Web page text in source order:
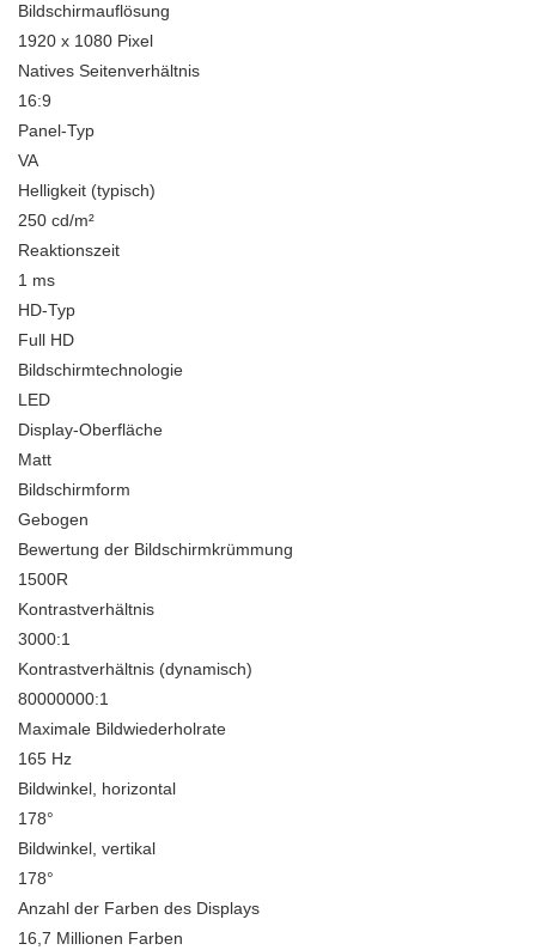
Bildschirmauflösung
1920 x 1080 Pixel
Natives Seitenverhältnis
16:9
Panel-Typ
VA
Helligkeit (typisch)
250 cd/m²
Reaktionszeit
1 ms
HD-Typ
Full HD
Bildschirmtechnologie
LED
Display-Oberfläche
Matt
Bildschirmform
Gebogen
Bewertung der Bildschirmkrümmung
1500R
Kontrastverhältnis
3000:1
Kontrastverhältnis (dynamisch)
80000000:1
Maximale Bildwiederholrate
165 Hz
Bildwinkel, horizontal
178°
Bildwinkel, vertikal
178°
Anzahl der Farben des Displays
16,7 Millionen Farben